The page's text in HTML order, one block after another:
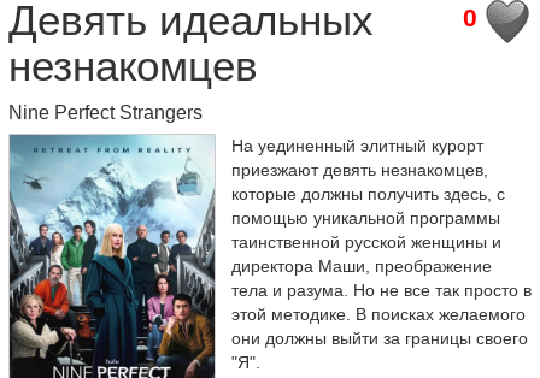
0
Девять идеальных
незнакомцев
Nine Perfect Strangers
На уединенный элитный курорт
приезжают девять незнакомцев,
которые должны получить здесь, с
помощью уникальной программы
таинственной русской женщины и
директора Маши, преображение
тела и разума. Но не все так просто в
этой методике. В поисках желаемого
они должны выйти за границы своего
"Я".